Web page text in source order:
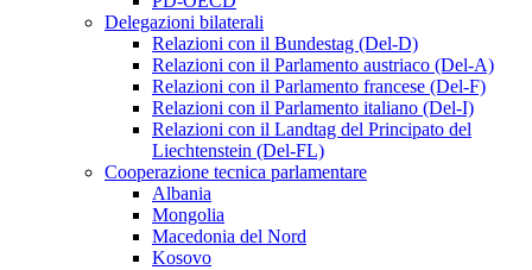
Delegazioni bilaterali
Relazioni con il Bundestag (Del-D)
Relazioni con il Parlamento austriaco (Del-A)
Relazioni con il Parlamento francese (Del-F)
Relazioni con il Parlamento italiano (Del-I)
Relazioni con il Landtag del Principato del
Liechtenstein (Del-FL)
Cooperazione tecnica parlamentare
Albania
Mongolia
Macedonia del Nord
Kosovo